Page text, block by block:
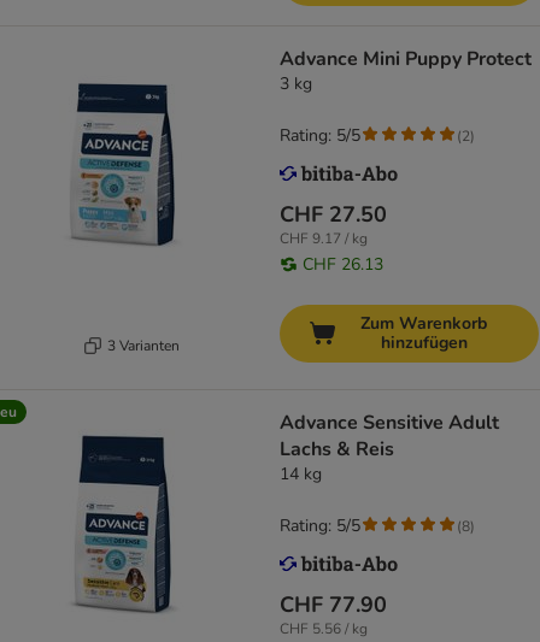
3 Varianten
Advance Mini Puppy Protect
3 kg
CHF 27.50
CHF 9.17 / kg
CHF 26.13
Rating: 5/5 (2)
Zum Warenkorb
hinzufügen
Advance Sensitive Adult
Lachs & Reis
14 kg
CHF 77.90
CHF 5.56 / kg
Rating: 5/5 (8)